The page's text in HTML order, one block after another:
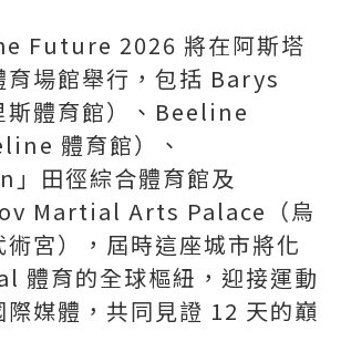
Future 2026 將在阿斯塔
育場館舉行，包括 Barys
體育館）、Beeline
體育館）、
」田徑綜合體育館及
Martial Arts Palace（烏
宮），屆時這座城市將化
體育的全球樞紐，迎接運動
際媒體，共同見證 12 天的巔